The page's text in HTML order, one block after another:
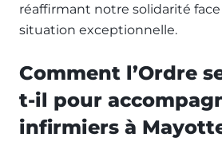
réaffirmant notre solidarité
situation exceptionnelle.
Comment l’Ordre
t-il pour
infirmiers à